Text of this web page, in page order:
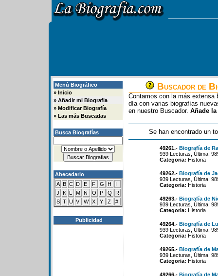
Menú Biográfico
» Inicio
» Añadir mi Biografia
» Modificar Biografía
» Las más Buscadas
Busca Biografías
Abecedario
A B C D E F G H
I
J
K L M N O P Q
R
S T U V W X Y Z #
Publicidad
Buscador de
Contamos con la más extensa
día con varias biografías
en nuestro Buscador. Añade
Se han encontrado un
49261.- Biografía de
939 Lecturas, Última:
Categoria: Historia
49262.- Biografía de
939 Lecturas, Última:
Categoria: Historia
49263.- Biografía de
939 Lecturas, Última:
Categoria: Historia
49264.- Biografía de
939 Lecturas, Última:
Categoria: Historia
49265.- Biografía de
939 Lecturas, Última:
Categoria: Historia
49266.- Biografía de